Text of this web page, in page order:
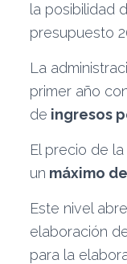
la posibilidad
presupuesto
La
primer año
de ingresos
El precio de
un máximo
Este nivel
elaboración
para la